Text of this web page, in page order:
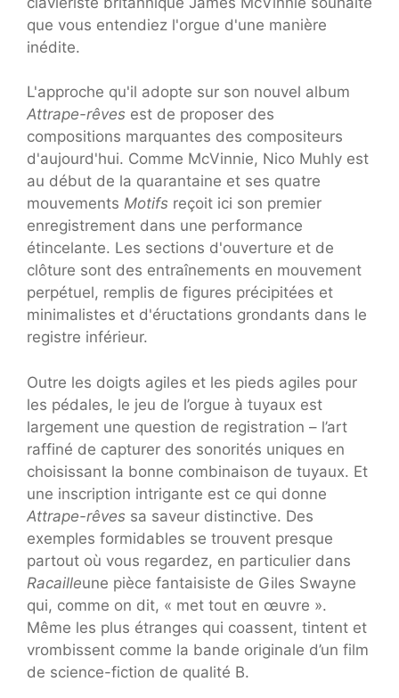
que vous entendiez l'orgue d'une manière
inédite.
L'approche qu'il adopte sur son nouvel album
Attrape-rêves est de proposer des
compositions marquantes des compositeurs
d'aujourd'hui. Comme McVinnie, Nico Muhly est
au début de la quarantaine et ses quatre
mouvements Motifs reçoit ici son premier
enregistrement dans une performance
étincelante. Les sections d'ouverture et de
clôture sont des entraînements en mouvement
perpétuel, remplis de figures précipitées et
minimalistes et d'éructations grondants dans le
registre inférieur.
Outre les doigts agiles et les pieds agiles pour
les pédales, le jeu de l’orgue à tuyaux est
largement une question de registration – l’art
raffiné de capturer des sonorités uniques en
choisissant la bonne combinaison de tuyaux. Et
une inscription intrigante est ce qui donne
Attrape-rêves sa saveur distinctive. Des
exemples formidables se trouvent presque
partout où vous regardez, en particulier dans
Racailleune pièce fantaisiste de Giles Swayne
qui, comme on dit, « met tout en œuvre ».
Même les plus étranges qui coassent, tintent et
vrombissent comme la bande originale d’un film
de science-fiction de qualité B.